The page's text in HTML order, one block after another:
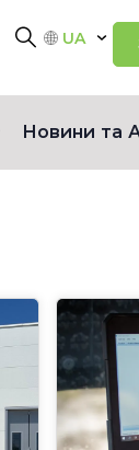
UA
Новини та